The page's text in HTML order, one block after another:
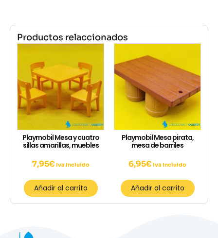
Productos relaccionados
Playmobil Mesa y cuatro
sillas amarillas, muebles
7,95€ Iva Incluido
Añadir al carrito
Playmobil Mesa pirata,
mesa de barriles
6,95€ Iva Incluido
Añadir al carrito